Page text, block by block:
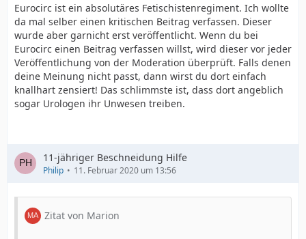
Eurocirc ist ein absolutäres Fetischistenregiment. Ich wollte
da mal selber einen kritischen Beitrag verfassen. Dieser
wurde aber garnicht erst veröffentlicht. Wenn du bei
Eurocirc einen Beitrag verfassen willst, wird dieser vor jeder
Veröffentlichung von der Moderation überprüft. Falls denen
deine Meinung nicht passt, dann wirst du dort einfach
knallhart zensiert! Das schlimmste ist, dass dort angeblich
sogar Urologen ihr Unwesen treiben.
11-jähriger Beschneidung Hilfe
Philip 11. Februar 2020 um 13:56
Zitat von Marion